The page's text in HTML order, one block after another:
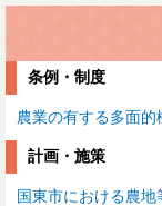
条例・制度
農業の有する多面
計画・施策
国東市における農